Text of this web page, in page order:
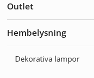
Outlet
Hembelysning
Dekorativa lampor